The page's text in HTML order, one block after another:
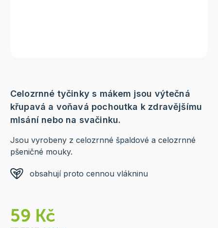
Celozrnné tyčinky s mákem jsou výtečná
křupavá a voňavá pochoutka k zdravějšímu
mlsání nebo na svačinku.
Jsou vyrobeny z celozrnné špaldové a celozrnné
pšeničné mouky.
obsahují proto cennou vlákninu
59 Kč